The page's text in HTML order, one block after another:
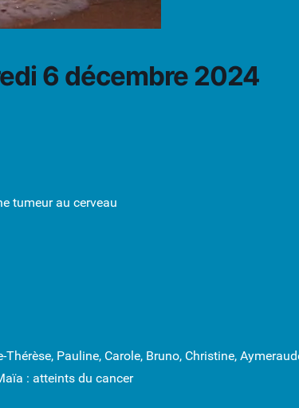
6 décembre 2024
tumeur au cerveau
Pauline, Carole, Bruno, Christine,
: atteints du cancer